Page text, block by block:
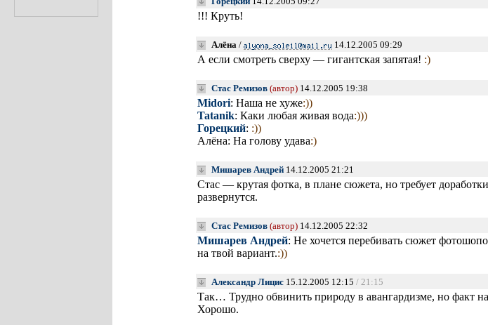
!!! Круть!
Алёна/ 14.12.2005 09:29
А если смотреть сверху — гигантская запятая! :)
Стас Ремизов (автор)14.12.2005 19:38
Midori: Наша не хуже:))
Tatanik: Каки любая живая вода:)))
Горецкий: :))
Алёна: На голову удава:)
Мишарев Андрей14.12.2005 21:21
Стас — крутая фотка, в плане сюжета, но требует
развернутся.
Стас Ремизов (автор)14.12.2005 22:32
Мишарев Андрей: Не хочется перебивать сюжет
на твой вариант.:))
Александр Лицис15.12.2005 12:15 / 21:15
Так… Трудно обвинить природу в авангардизме, но факт
Хорошо.